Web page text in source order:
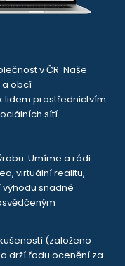
v ČR. Naše
a obcí
lidem prostřednictvím
sítí.
Umíme a rádi
virtuální realitu,
výhodu snadné
(založeno
drží řadu ocenění za